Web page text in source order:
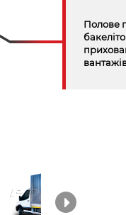
Полове